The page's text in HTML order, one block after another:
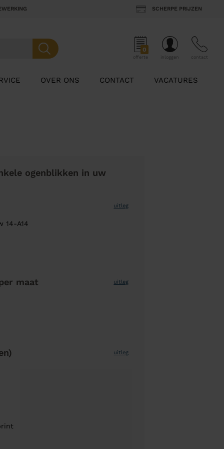
SCHERPE PRIJZEN
0
offerte inloggen contact
OVER ONS CONTACT VACATURES
ogenblikken in uw
uitleg
14-A14
maat uitleg
uitleg